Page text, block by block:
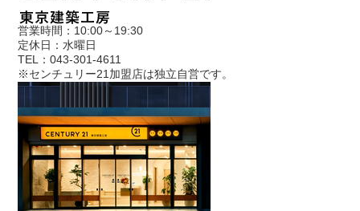
営業時間：10:00～19:30
定休日：水曜日
TEL：043-301-4611
※センチュリー21加盟店は独立自営です。